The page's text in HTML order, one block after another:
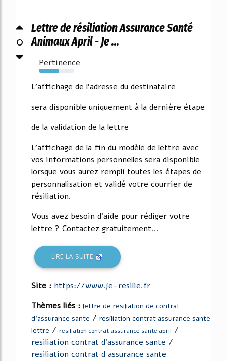
0
Lettre de résiliation Assurance Santé
Animaux April - Je ...
Pertinence
55%
L'affichage de l'adresse du destinataire
sera disponible uniquement à la dernière étape
de la validation de la lettre
L'affichage de la fin du modèle de lettre avec
vos informations personnelles sera disponible
lorsque vous aurez rempli toutes les étapes de
personnalisation et validé votre courrier de
résiliation.
Vous avez besoin d'aide pour rédiger votre
lettre ? Contactez gratuitement...
LIRE LA SUITE
Site : https://www.je-resilie.fr
Thèmes liés : lettre de resiliation de contrat
d'assurance sante / resiliation contrat assurance sante
lettre / resiliation contrat assurance sante april /
resiliation contrat d'assurance sante /
resiliation contrat d assurance sante